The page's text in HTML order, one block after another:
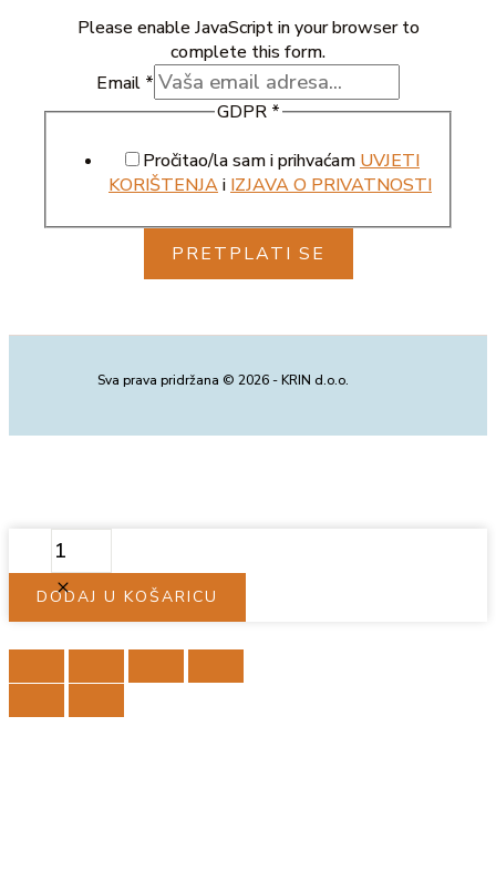
Please enable JavaScript in your browser to
complete this form.
Email *
GDPR *
Pročitao/la sam i prihvaćam UVJETI
KORIŠTENJAi IZJAVA O PRIVATNOSTI
PRETPLATI SE
Sva prava pridržana © 2026 - KRIN d.o.o.
FIGURA,
MANDALA
količina
DODAJ U KOŠARICU